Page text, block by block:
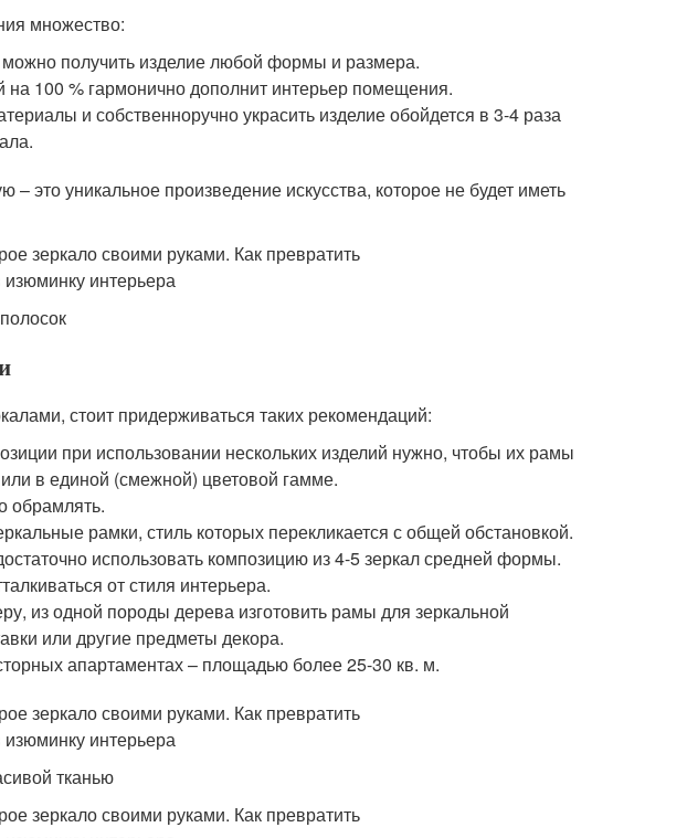
множество:
получить изделие любой формы и размера.
на 100 % гармонично дополнит интерьер помещения.
и собственноручно украсить изделие обойдется в 3-4 раза
это уникальное произведение искусства, которое не будет иметь
стоит придерживаться таких рекомендаций:
при использовании нескольких изделий нужно, чтобы их рамы
в единой (смежной) цветовой гамме.
обрамлять.
рамки, стиль которых перекликается с общей обстановкой.
использовать композицию из 4-5 зеркал средней формы.
от стиля интерьера.
из одной породы дерева изготовить рамы для зеркальной
или другие предметы декора.
апартаментах – площадью более 25-30 кв. м.
тканью